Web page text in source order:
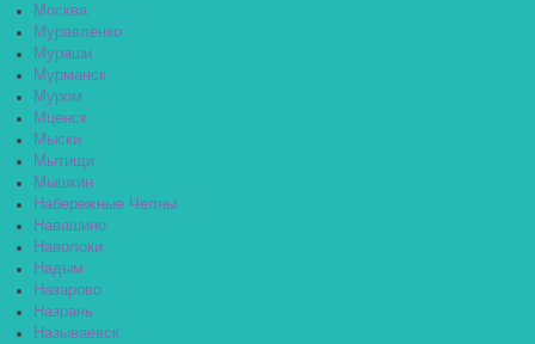
Москва
Муравленко
Мураши
Мурманск
Муром
Мценск
Мыски
Мытищи
Мышкин
Набережные Челны
Навашино
Наволоки
Надым
Назарово
Назрань
Называевск